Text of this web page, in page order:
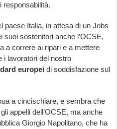
responsabilità.
paese Italia, in attesa di un Jobs
sostenitori anche l’OCSE,
a correre ai ripari e a mettere
i lavoratori del nostro
europeidi soddisfazione sul
a cincischiare, e sembra che
appelli dell’OCSE, ma anche
Giorgio Napolitano, che ha